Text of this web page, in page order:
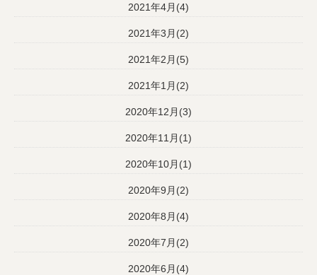
2021年4月(4)
2021年3月(2)
2021年2月(5)
2021年1月(2)
2020年12月(3)
2020年11月(1)
2020年10月(1)
2020年9月(2)
2020年8月(4)
2020年7月(2)
2020年6月(4)